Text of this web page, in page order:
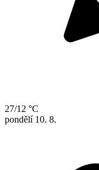
27/12 °C
pondělí 10. 8.